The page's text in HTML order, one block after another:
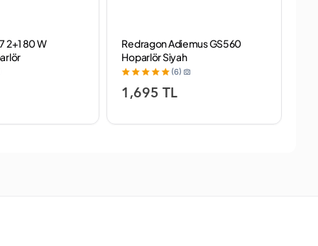
2+1 80 W
Redragon Adiemus GS560
Hoparlör Siyah
(6)
1,695 TL